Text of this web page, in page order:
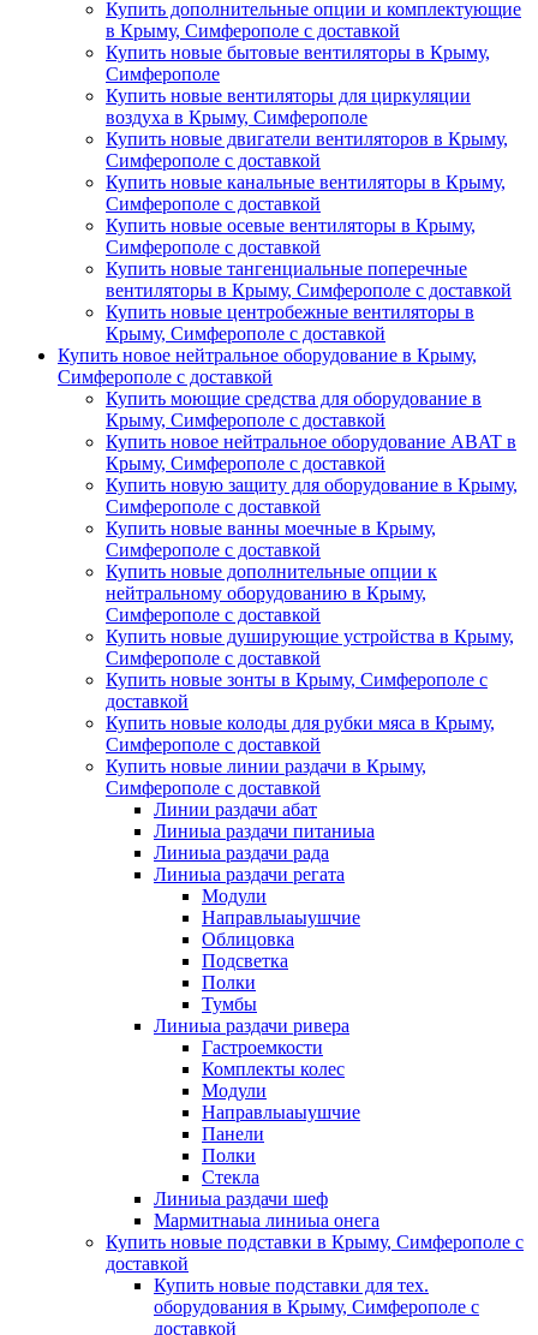
Купить дополнительные опции и комплектующие
в Крыму, Симферополе с доставкой
Купить новые бытовые вентиляторы в Крыму,
Симферополе
Купить новые вентиляторы для циркуляции
воздуха в Крыму, Симферополе
Купить новые двигатели вентиляторов в Крыму,
Симферополе с доставкой
Купить новые канальные вентиляторы в Крыму,
Симферополе с доставкой
Купить новые осевые вентиляторы в Крыму,
Симферополе с доставкой
Купить новые тангенциальные поперечные
вентиляторы в Крыму, Симферополе с доставкой
Купить новые центробежные вентиляторы в
Крыму, Симферополе с доставкой
Купить новое нейтральное оборудование в Крыму,
Симферополе с доставкой
Купить моющие средства для оборудование в
Крыму, Симферополе с доставкой
Купить новое нейтральное оборудование ABAT в
Крыму, Симферополе с доставкой
Купить новую защиту для оборудование в Крыму,
Симферополе с доставкой
Купить новые ванны моечные в Крыму,
Симферополе с доставкой
Купить новые дополнительные опции к
нейтральному оборудованию в Крыму,
Симферополе с доставкой
Купить новые душирующие устройства в Крыму,
Симферополе с доставкой
Купить новые зонты в Крыму, Симферополе с
доставкой
Купить новые колоды для рубки мяса в Крыму,
Симферополе с доставкой
Купить новые линии раздачи в Крыму,
Симферополе с доставкой
Линии раздачи абат
Линиыа раздачи питаниыа
Линиыа раздачи рада
Линиыа раздачи регата
Модули
Направлыаыушчие
Облицовка
Подсветка
Полки
Тумбы
Линиыа раздачи ривера
Гастроемкости
Комплекты колес
Модули
Направлыаыушчие
Панели
Полки
Стекла
Линиыа раздачи шеф
Мармитнаыа линиыа онега
Купить новые подставки в Крыму, Симферополе с
доставкой
Купить новые подставки для тех.
оборудования в Крыму, Симферополе с
доставкой